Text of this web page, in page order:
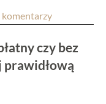
komentarzy
czy bez
prawidłową